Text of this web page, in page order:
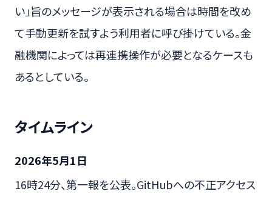
い」旨のメッセージが表示される場合は時間を改め
て手動更新を試すよう利用者に呼び掛けている。金
融機関によっては再連携操作が必要となるケースも
あるとしている。
タイムライン
2026年5月1日
16時24分、第一報を公表。GitHubへの不正アクセス